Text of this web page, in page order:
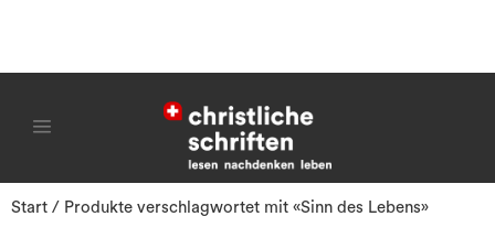
Start / Produkte verschlagwortet mit «Sinn des Lebens»